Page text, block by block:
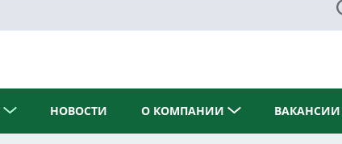
НОВОСТИ О КОМПАНИИ ВАКАНСИИ